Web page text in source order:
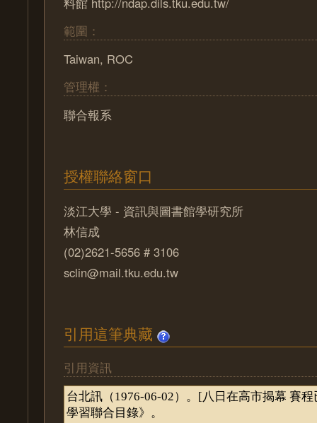
範圍：
Taiwan, ROC
管理權：
聯合報系
授權聯絡窗口
淡江大學 - 資訊與圖書館學研究所
林信成
(02)2621-5656 # 3106
sclin@mail.tku.edu.tw
引用這筆典藏
引用資訊